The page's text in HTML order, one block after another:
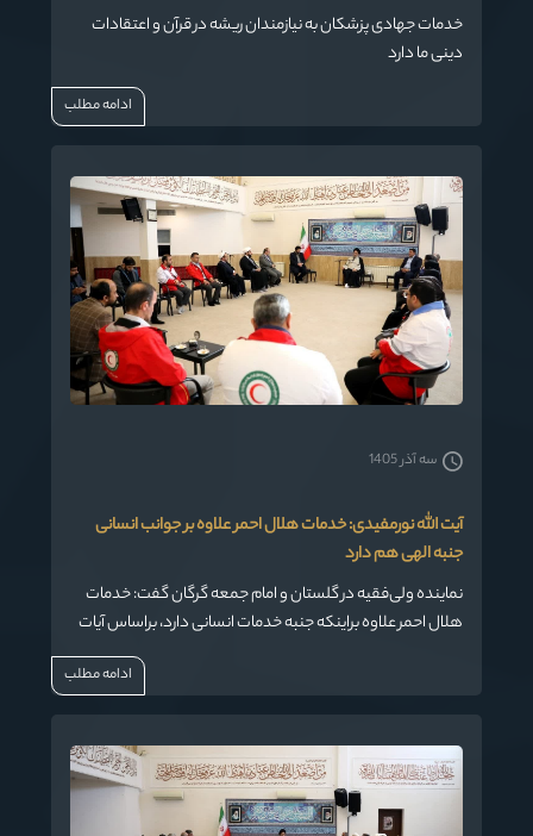
خدمات جهادی پزشکان به نیازمندان ریشه در قرآن و اعتقادات
دینی ما دارد
ادامه مطلب
آیت الله نورمفیدی: خدمات هلال احمر علاوه بر جوانب انسانی
جنبه الهی هم دارد
نماینده ولی‌فقیه در گلستان و امام جمعه گرگان گفت: خدمات
هلال احمر علاوه براینکه جنبه خدمات انسانی دارد، براساس آیات
سه آذر 1405
ادامه مطلب